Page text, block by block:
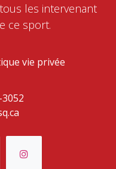
les intervenant
ce sport.
vie privée